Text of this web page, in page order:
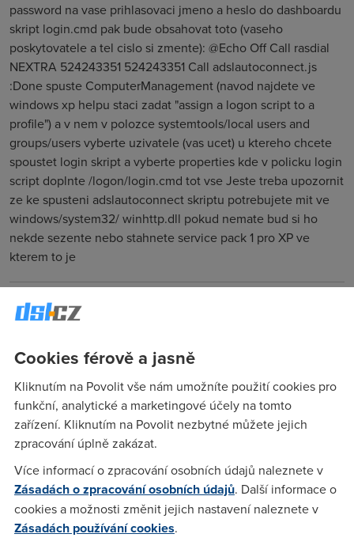
password na vase prihlasovaci jmeno a heslo do dashboardu
skript login.cmd pak bude obsahovat toto (vaseho
poskytovatele a tel cislo si zmente): @Echo Off Call rasdial
NEXTRA 524243351 524243351 Call adslautoconnect.js
:Done spuste ComputerManagement (navod najdete ve
windows xp helpu staci zadat "assign a logon script to a
profile") a v nem v polozce systemtools/local users and
groups/users vyberte uzivatele (vas ucet) u ktereho chcete
spoustet login skript a vyberte properties kde v policku login
script doplnte /logon/login.cmd tot vse Jeste treba upozornit
ze ke spusteni adslautoconnect skriptu potrebujete mit ve
windows/system32/ winhttp.dll pokud nemate bud si ho
nekde sezente nebo stahnete service pack 1 pro XP ve
kterem to je
mike(31.7.2003 17:05:53)
ale je to jmeno kterym mate pojmenovano vytacene VPN (ci
connections
mike(1.8.2003 09:57:14)
Vyse uvedeny postup s pouzitim login skriptu v profilu
vlastne vubec nefunguje. (Moje blbost pri testovani).
login.cmd je treba mirne upravit a nakopirovat do slozky
Startup(Po spuštění) a adslautoconnect.js do c:\ @Echo Off
Cookies férově a jasně
Kliknutím na Povolit vše nám umožníte použití cookies pro
funkční, analytické a marketingové účely na tomto
zařízení. Kliknutím na Povolit nezbytné můžete jejich
zpracování úplně zakázat.
Více informací o zpracování osobních údajů naleznete v
Zásadách o zpracování osobních údajů. Další informace o
cookies a možnosti změnit jejich nastavení naleznete v
Zásadách používání cookies.